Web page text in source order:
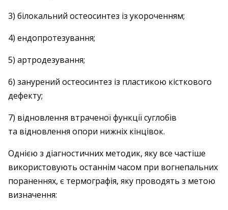
3) білокальний остеосинтез із укороченням;
4) ендопротезування;
5) артродезування;
6) занурений остеосинтез із пластикою кісткового
дефекту;
7) відновлення втраченої функції суглобів
та відновлення опори нижніх кінцівок.
Однією з діагностичних методик, яку все частіше
використовують останнім часом при вогнепальних
пораненнях, є термографія, яку проводять з метою
визначення: